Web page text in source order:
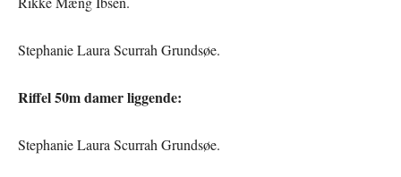
Stephanie Laura Scurrah Grundsøe.
Riffel 50m damer liggende:
Stephanie Laura Scurrah Grundsøe.